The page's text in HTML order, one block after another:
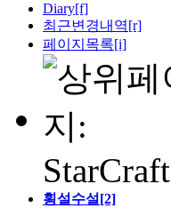
Diary[f]
최근변경내역[r]
페이지목록[i]
횡설수설[2]